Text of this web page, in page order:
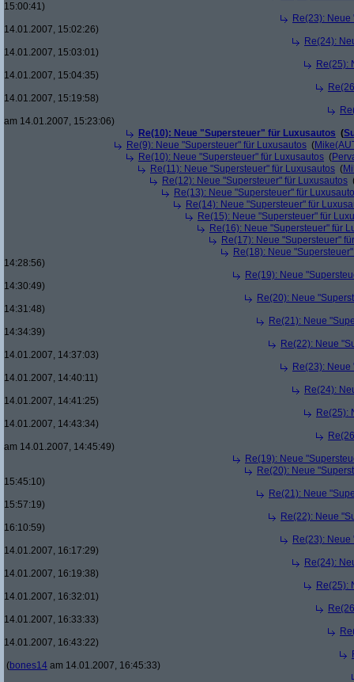
15:00:41)
Re(23):
14.01.2007, 15:02:26)
Re(24):
14.01.2007, 15:03:01)
Re(25):
14.01.2007, 15:04:35)
14.01.2007, 15:19:58)
am 14.01.2007, 15:23:06)
Re(10): Neue "Supersteuer" für Luxusautos (
Re(9): Neue "Supersteuer" für Luxusautos (
Re(10): Neue "Supersteuer" für Luxusautos (
Re(11): Neue "Supersteuer" für Luxusautos (
Re(12): Neue "Supersteuer" für Luxusautos
Re(13): Neue "Supersteuer" für
Re(14): Neue "Supersteuer" für
Re(15): Neue "Supersteuer" für
Re(16): Neue "Supersteuer" für
Re(17): Neue "Supersteuer"
Re(18): Neue
14:28:56)
Re(19): Neue
14:30:49)
Re(20): Neue
14:31:48)
Re(21): Neue
14:34:39)
Re(22): Neue
14.01.2007, 14:37:03)
Re(23):
14.01.2007, 14:40:11)
Re(24):
14.01.2007, 14:41:25)
Re(25):
14.01.2007, 14:43:34)
am 14.01.2007, 14:45:49)
Re(19): Neue
Re(20): Neue
15:45:10)
Re(21): Neue
15:57:19)
Re(22): Neue
16:10:59)
Re(23):
14.01.2007, 16:17:29)
Re(24):
14.01.2007, 16:19:38)
Re(25):
14.01.2007, 16:32:01)
14.01.2007, 16:33:33)
14.01.2007, 16:43:22)
(bones14 am 14.01.2007, 16:45:33)